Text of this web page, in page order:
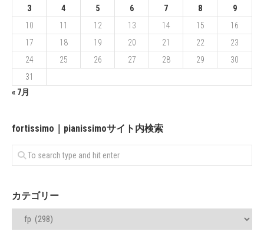
3
4 5 6 7 8
9
10
11 12 13 14 15
16
17
18 19 20 21 22
23
24
25 26 27 28 29
30
31
« 7月
fortissimo｜pianissimoサイト内検索
カテゴリー